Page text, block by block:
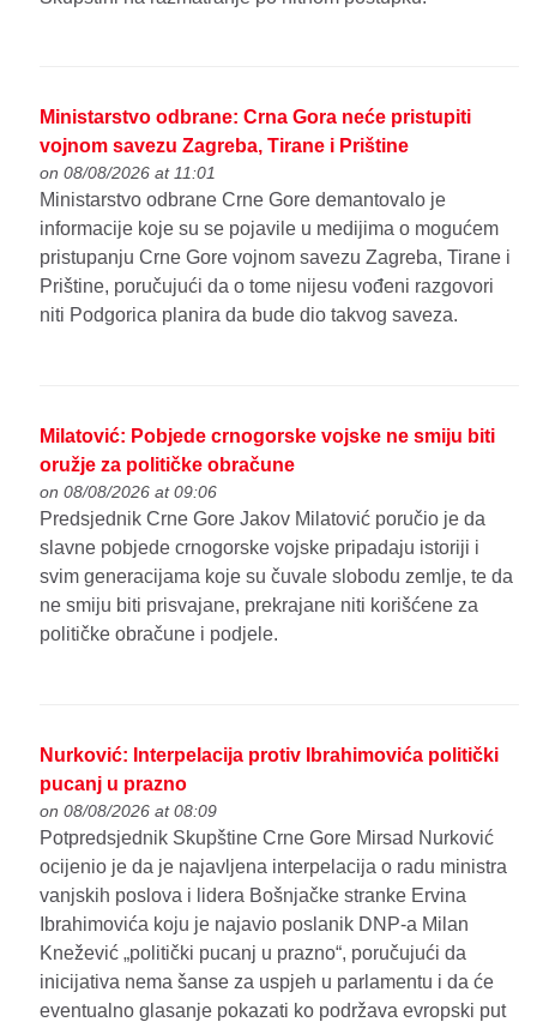
Ministarstvo odbrane: Crna Gora neće pristupiti
vojnom savezu Zagreba, Tirane i Prištine
on 08/08/2026 at 11:01
Ministarstvo odbrane Crne Gore demantovalo je
informacije koje su se pojavile u medijima o mogućem
pristupanju Crne Gore vojnom savezu Zagreba, Tirane i
Prištine, poručujući da o tome nijesu vođeni razgovori
niti Podgorica planira da bude dio takvog saveza.
Milatović: Pobjede crnogorske vojske ne smiju biti
oružje za političke obračune
on 08/08/2026 at 09:06
Predsjednik Crne Gore Jakov Milatović poručio je da
slavne pobjede crnogorske vojske pripadaju istoriji i
svim generacijama koje su čuvale slobodu zemlje, te da
ne smiju biti prisvajane, prekrajane niti korišćene za
političke obračune i podjele.
Nurković: Interpelacija protiv Ibrahimovića politički
pucanj u prazno
on 08/08/2026 at 08:09
Potpredsjednik Skupštine Crne Gore Mirsad Nurković
ocijenio je da je najavljena interpelacija o radu ministra
vanjskih poslova i lidera Bošnjačke stranke Ervina
Ibrahimovića koju je najavio poslanik DNP-a Milan
Knežević „politički pucanj u prazno“, poručujući da
inicijativa nema šanse za uspjeh u parlamentu i da će
eventualno glasanje pokazati ko podržava evropski put